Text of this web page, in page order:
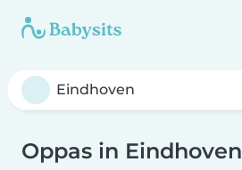
Oppas in Eindhoven